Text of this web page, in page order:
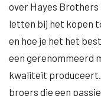
over Hayes Brothers
letten bij het kopen
en hoe je het het
een gerenommeerd
kwaliteit
broers die een